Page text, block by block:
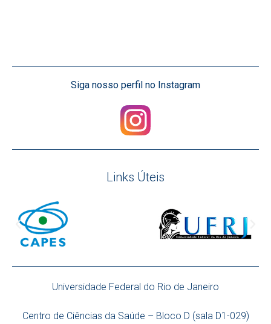
Siga nosso perfil no Instagram
Links Úteis
Universidade Federal do Rio de Janeiro
Centro de Ciências da Saúde – Bloco D (sala D1-029)